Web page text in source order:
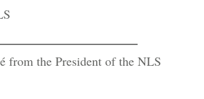
from the President of the NLS